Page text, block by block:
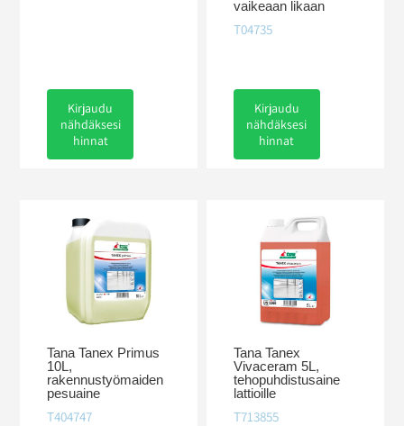
Kirjaudu
nähdäksesi
hinnat
vaikeaan likaan
T04735
Kirjaudu
nähdäksesi
hinnat
Tana Tanex Primus
10L,
rakennustyömaiden
pesuaine
T404747
Tana Tanex
Vivaceram 5L,
tehopuhdistusaine
lattioille
T713855